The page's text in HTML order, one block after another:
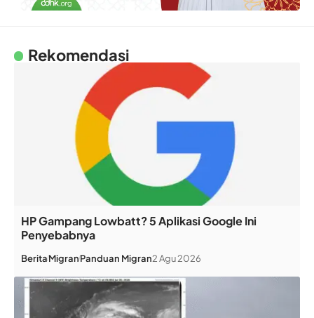
Rekomendasi
HP Gampang Lowbatt? 5 Aplikasi Google Ini
Penyebabnya
BeritaMigranPanduan Migran2 Agu 2026